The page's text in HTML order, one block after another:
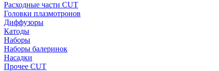
Расходные части CUT
Головки плазмотронов
Диффузоры
Катоды
Наборы
Наборы балеринок
Насадки
Прочее CUT